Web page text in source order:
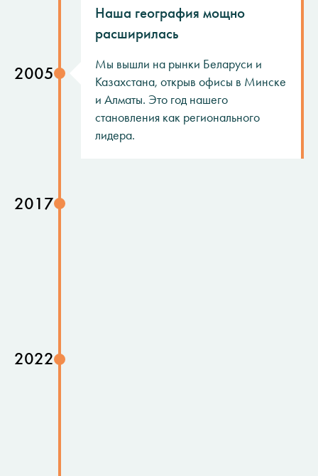
2005
Наша география мощно
расширилась
Мы вышли на рынки Беларуси и
Казахстана, открыв офисы в Минске
и Алматы. Это год нашего
становления как регионального
лидера.
2017
2022